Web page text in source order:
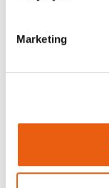
Marketing